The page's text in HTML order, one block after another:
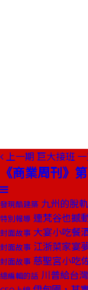
上一期 巨大接班 一
《商業周刊》
發現酷建築 九州的脫
特別報導 連梵谷也撼
封面故事 大宴小吃餐
封面故事 江浙菜家宴
封面故事 慈聖宮小吃
總編輯的話 川普給台